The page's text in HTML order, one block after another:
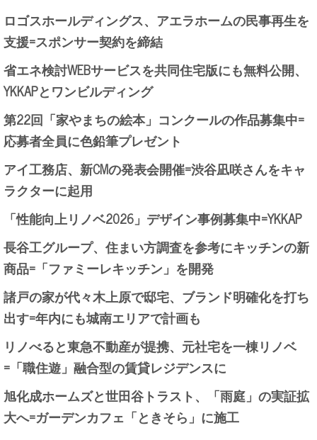
ロゴスホールディングス、アエラホームの民事再生を
支援=スポンサー契約を締結
省エネ検討WEBサービスを共同住宅版にも無料公開、
YKKAPとワンビルディング
第22回「家やまちの絵本」コンクールの作品募集中=
応募者全員に色鉛筆プレゼント
アイ工務店、新CMの発表会開催=渋谷凪咲さんをキャ
ラクターに起用
「性能向上リノベ2026」デザイン事例募集中=YKKAP
長谷工グループ、住まい方調査を参考にキッチンの新
商品=「ファミーレキッチン」を開発
諸戸の家が代々木上原で邸宅、ブランド明確化を打ち
出す=年内にも城南エリアで計画も
リノべると東急不動産が提携、元社宅を一棟リノベ
=「職住遊」融合型の賃貸レジデンスに
旭化成ホームズと世田谷トラスト、「雨庭」の実証拡
大へ=ガーデンカフェ「ときそら」に施工